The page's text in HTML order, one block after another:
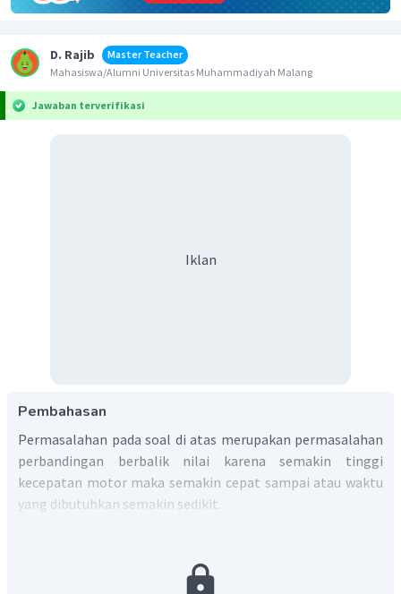
D. Rajib
Master Teacher
Mahasiswa/Alumni Universitas Muhammadiyah Malang
Jawaban terverifikasi
Iklan
Pembahasan
Permasalahan pada soal di atas merupakan permasalahan
perbandingan berbalik nilai karena semakin tinggi
kecepatan motor maka semakin cepat sampai atau waktu
yang dibutuhkan semakin sedikit.